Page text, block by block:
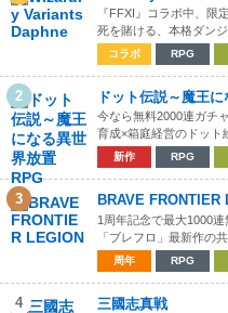
『FFXI』コラボ中、限
死を賭ける、本格ダンジ
コラボ RPG
2 ドット伝説～魔王
今なら無料2000連ガチ
育成×箱庭経営のドット
新作 RPG
3 BRAVE FRONTIER
1周年記念で最大1000
「ブレフロ」最新作の
周年 RPG
4 三國志真戦